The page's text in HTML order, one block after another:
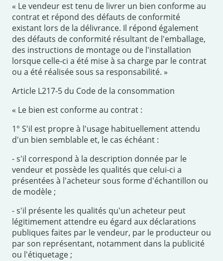
« Le vendeur est tenu de livrer un bien conforme au
contrat et répond des défauts de conformité
existant lors de la délivrance. Il répond également
des défauts de conformité résultant de l'emballage,
des instructions de montage ou de l'installation
lorsque celle-ci a été mise à sa charge par le contrat
ou a été réalisée sous sa responsabilité. »
Article L217-5 du Code de la consommation
« Le bien est conforme au contrat :
1° S'il est propre à l'usage habituellement attendu
d'un bien semblable et, le cas échéant :
- s'il correspond à la description donnée par le
vendeur et possède les qualités que celui-ci a
présentées à l'acheteur sous forme d'échantillon ou
de modèle ;
- s'il présente les qualités qu'un acheteur peut
légitimement attendre eu égard aux déclarations
publiques faites par le vendeur, par le producteur ou
par son représentant, notamment dans la publicité
ou l'étiquetage ;